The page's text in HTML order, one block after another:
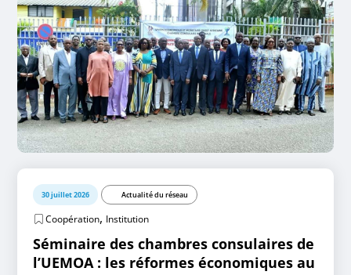
30 juillet 2026 Actualité du réseau
Coopération, Institution
Séminaire des chambres consulaires de
l’UEMOA : les réformes économiques au